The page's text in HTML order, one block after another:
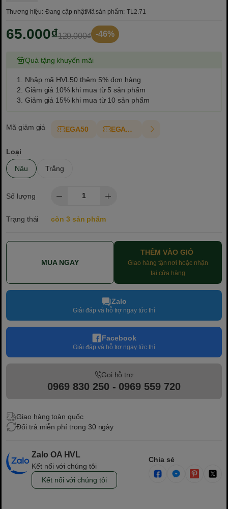
Thương hiệu: Đang cập nhậtMã sản phẩm: TL2.71
65.000₫120.000₫ -46%
Quà tặng khuyến mãi
1. Nhập mã HVL50 thêm 5% đơn hàng
2. Giảm giá 10% khi mua từ 5 sản phẩm
3. Giảm giá 15% khi mua từ 10 sản phẩm
Mã giảm giá EGA50 EGAT10
Loại
Nâu Trắng
Số lượng
Trạng thái còn 3 sản phẩm
MUA NGAY
THÊM VÀO GIỎ
Giao hàng tận nơi hoặc nhận
tại cửa hàng
Zalo
Giải đáp và hỗ trợ ngay tức thì
Facebook
Giải đáp và hỗ trợ ngay tức thì
Gọi hỗ trợ
0969 830 250 - 0969 559 720
Giao hàng toàn quốc
Đổi trả miễn phí trong 30 ngày
Zalo OA HVL
Kết nối với chúng tôi
Kết nối với chúng tôi
Chia sẻ